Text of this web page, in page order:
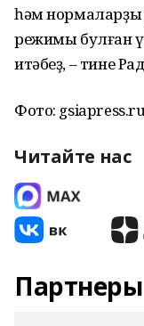
һәм нормаларҙы
режимы булған
итәбеҙ, – тине
Фото:
Читайте нас
Партнеры